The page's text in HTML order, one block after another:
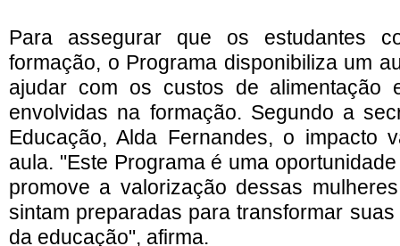
Para assegurar que os estudantes
formação, o Programa disponibiliza um
ajudar com os custos de alimentação
envolvidas na formação. Segundo a
Educação, Alda Fernandes, o impacto
aula. "Este Programa é uma
promove a valorização dessas
sintam preparadas para transformar
da educação", afirma.